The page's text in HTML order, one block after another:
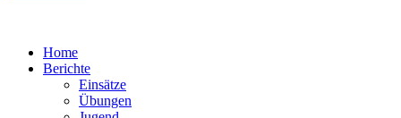
Home
Berichte
Einsätze
Übungen